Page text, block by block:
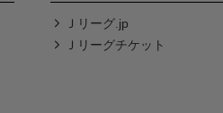
Ｊリーグ.jp
Ｊリーグチケット